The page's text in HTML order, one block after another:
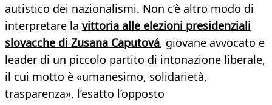
autistico dei nazionalismi. Non c’è altro modo di
interpretare la vittoria alle elezioni presidenziali
slovacche di Zusana Caputová, giovane avvocato e
leader di un piccolo partito di intonazione liberale,
il cui motto è «umanesimo, solidarietà,
trasparenza», l’esatto l’opposto